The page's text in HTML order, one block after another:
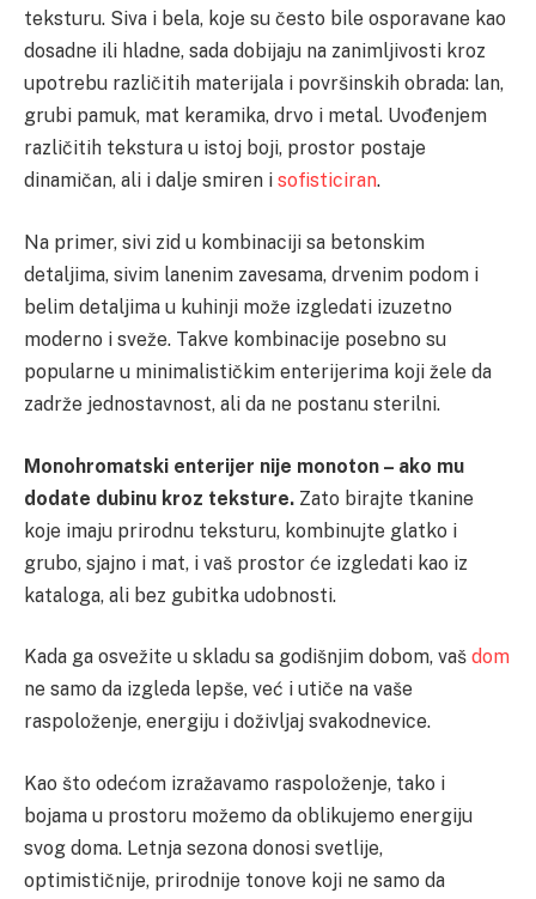
teksturu. Siva i bela, koje su često bile osporavane kao
dosadne ili hladne, sada dobijaju na zanimljivosti kroz
upotrebu različitih materijala i površinskih obrada: lan,
grubi pamuk, mat keramika, drvo i metal. Uvođenjem
različitih tekstura u istoj boji, prostor postaje
dinamičan, ali i dalje smiren i sofisticiran.
Na primer, sivi zid u kombinaciji sa betonskim
detaljima, sivim lanenim zavesama, drvenim podom i
belim detaljima u kuhinji može izgledati izuzetno
moderno i sveže. Takve kombinacije posebno su
popularne u minimalističkim enterijerima koji žele da
zadrže jednostavnost, ali da ne postanu sterilni.
Monohromatski enterijer nije monoton – ako mu
dodate dubinu kroz teksture. Zato birajte tkanine
koje imaju prirodnu teksturu, kombinujte glatko i
grubo, sjajno i mat, i vaš prostor će izgledati kao iz
kataloga, ali bez gubitka udobnosti.
Kada ga osvežite u skladu sa godišnjim dobom, vaš dom
ne samo da izgleda lepše, već i utiče na vaše
raspoloženje, energiju i doživljaj svakodnevice.
Kao što odećom izražavamo raspoloženje, tako i
bojama u prostoru možemo da oblikujemo energiju
svog doma. Letnja sezona donosi svetlije,
optimističnije, prirodnije tonove koji ne samo da